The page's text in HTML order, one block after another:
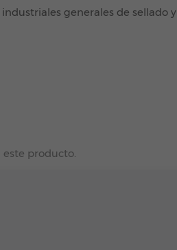
generales de sellado y
este producto.